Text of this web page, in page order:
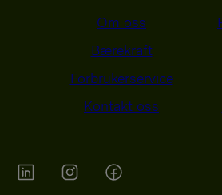
Om oss
Bærekraft
Forbrukerservice
Kontakt oss